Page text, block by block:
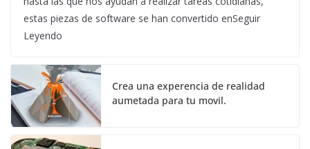
estas piezas de software se han convertido enSeguir
Leyendo
Crea una experencia de realidad
aumetada para tu movil.